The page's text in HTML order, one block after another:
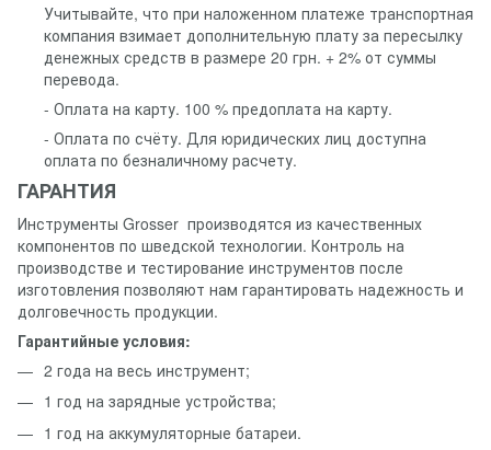
Учитывайте, что при наложенном платеже транспортная
компания взимает дополнительную плату за пересылку
денежных средств в размере 20 грн. + 2% от суммы
перевода.
- Оплата на карту. 100 % предоплата на карту.
- Оплата по счёту. Для юридических лиц доступна
оплата по безналичному расчету.
ГАРАНТИЯ
Инструменты Grosser производятся из качественных
компонентов по шведской технологии. Контроль на
производстве и тестирование инструментов после
изготовления позволяют нам гарантировать надежность и
долговечность продукции.
Гарантийные условия:
2 года на весь инструмент;
1 год на зарядные устройства;
1 год на аккумуляторные батареи.